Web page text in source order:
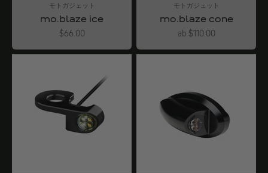
モトガジェット
mo.blaze ice
Angebot
$66.00
モトガジェット
mo.blaze cone
Angebot
ab $110.00